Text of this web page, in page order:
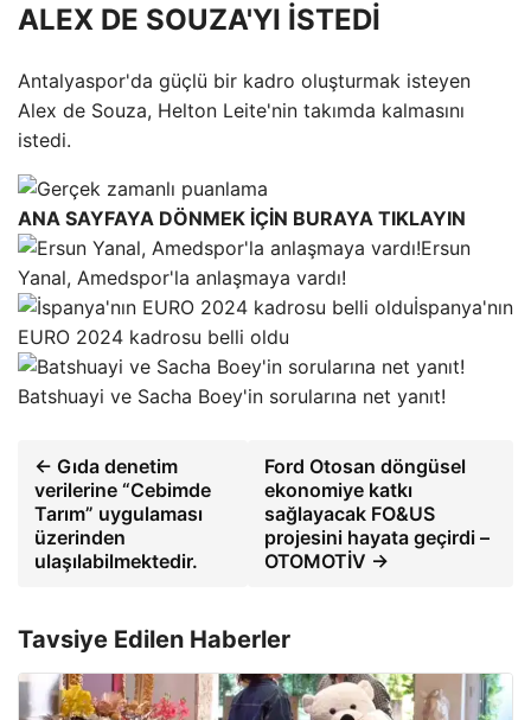
ALEX DE SOUZA'YI İSTEDİ
Antalyaspor'da güçlü bir kadro oluşturmak isteyen
Alex de Souza, Helton Leite'nin takımda kalmasını
istedi.
ANA SAYFAYA DÖNMEK İÇİN BURAYA TIKLAYIN
Ersun
Yanal, Amedspor'la anlaşmaya vardı!
İspanya'nın
EURO 2024 kadrosu belli oldu
Batshuayi ve Sacha Boey'in sorularına net yanıt!
← Gıda denetim
verilerine “Cebimde
Tarım” uygulaması
üzerinden
ulaşılabilmektedir.
Ford Otosan döngüsel
ekonomiye katkı
sağlayacak FO&US
projesini hayata geçirdi –
OTOMOTİV →
Tavsiye Edilen Haberler